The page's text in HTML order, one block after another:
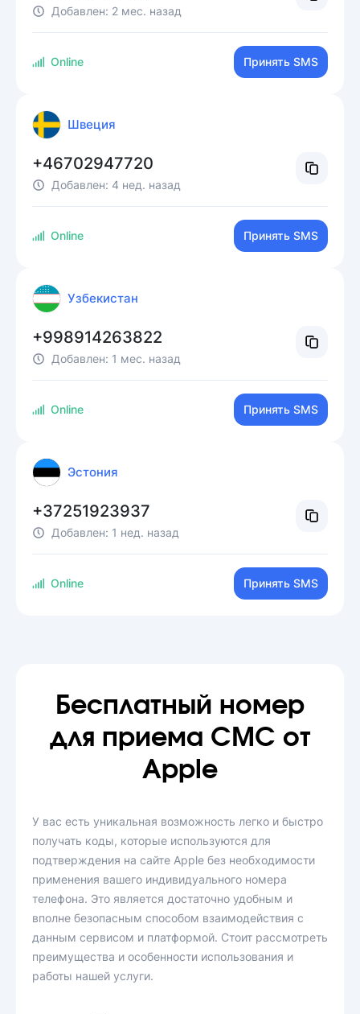
Добавлен: 2 мес. назад
Online Принять SMS
Швеция
+46702947720
Добавлен: 4 нед. назад
Online Принять SMS
Узбекистан
+998914263822
Добавлен: 1 мес. назад
Online Принять SMS
Эстония
+37251923937
Добавлен: 1 нед. назад
Online Принять SMS
Бесплатный номер
для приема СМС от
Apple
У вас есть уникальная возможность легко и быстро
получать коды, которые используются для
подтверждения на сайте Apple без необходимости
применения вашего индивидуального номера
телефона. Это является достаточно удобным и
вполне безопасным способом взаимодействия с
данным сервисом и платформой. Стоит рассмотреть
преимущества и особенности использования и
работы нашей услуги.